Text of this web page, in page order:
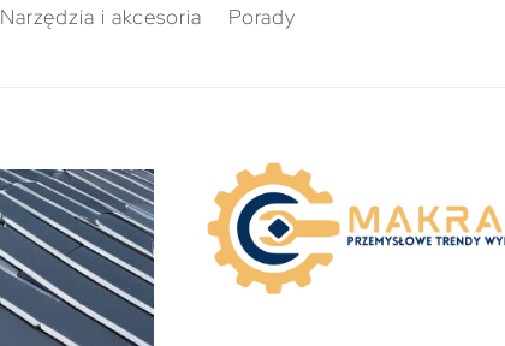
Narzędzia i akcesoria Porady